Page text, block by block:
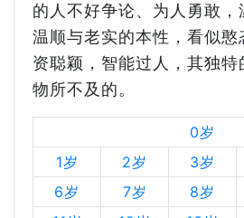
的人不好争论、为人勇敢
温顺与老实的本性，看似憨
资聪颖，智能过人，其独特
物所不及的。
0岁
1岁
2岁 3岁
6岁
7岁 8岁